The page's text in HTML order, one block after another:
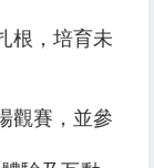
根，培育未
觀賽，並參